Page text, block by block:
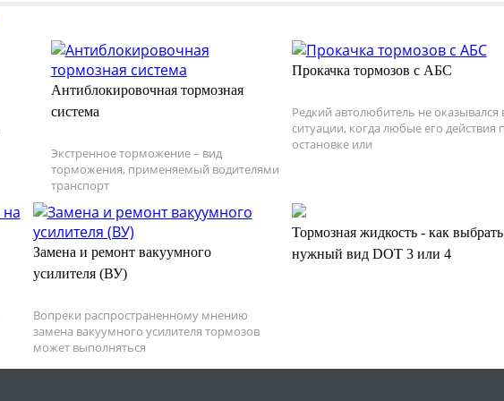
Антиблокировочная тормозная
система
Экстренное торможение – вид
торможения, применяемый водителями
транспорт
Прокачка тормозов с АБС
Редкий автолюбитель не оказывался
ситуации, когда любые его действия
остановке или
Замена и ремонт вакуумного
усилителя (ВУ)
Вопреки распространенному мнению
замена вакуумного усилителя тормозов
может выполняться
Тормозная жидкость - как выбрать
нужный вид DOT 3 или 4